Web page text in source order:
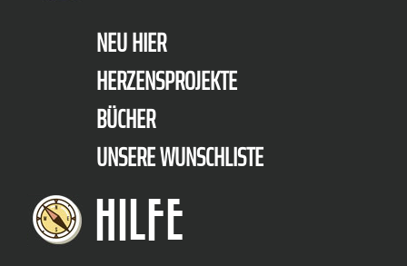
NEU HIER
HERZENSPROJEKTE
BÜCHER
UNSERE WUNSCHLISTE
HILFE